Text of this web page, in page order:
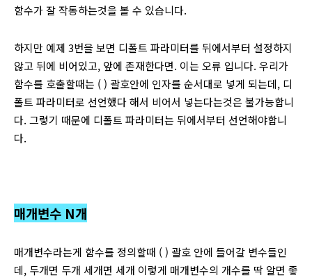
함수가 잘 작동하는것을 볼 수 있습니다.
하지만 예제 3번을 보면 디폴트 파라미터를 뒤에서부터 설정하지
않고 뒤에 비어있고, 앞에 존재한다면. 이는 오류 입니다. 우리가
함수를 호출할때는 ( ) 괄호안에 인자를 순서대로 넣게 되는데, 디
폴트 파라미터로 선언했다 해서 비어서 넣는다는것은 불가능합니
다. 그렇기 때문에 디폴트 파라미터는 뒤에서부터 선언해야합니
다.
매개변수 N개
매개변수라는게 함수를 정의할때 ( ) 괄호 안에 들어갈 변수들인
데, 두개면 두개 세개면 세개 이렇게 매개변수의 개수를 딱 알면 좋